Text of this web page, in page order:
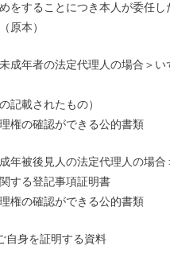
をすることにつき本人が委任し
原本）
成年者の法定代理人の場合＞い
記載されたもの）
権の確認ができる公的書類
年被後見人の法定代理人の場合
する登記事項証明書
権の確認ができる公的書類
身を証明する資料